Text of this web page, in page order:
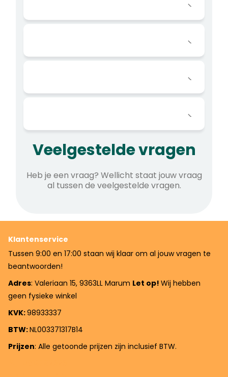
Veelgestelde vragen
Heb je een vraag? Wellicht staat jouw vraag
al tussen de veelgestelde vragen.
Klantenservice
Tussen 9:00 en 17:00 staan wij klaar om al jouw vragen te
beantwoorden!
Adres: Valeriaan 15, 9363LL Marum Let op! Wij hebben
geen fysieke winkel
KVK:98933337
BTW:NL003371317B14
Prijzen: Alle getoonde prijzen zijn inclusief BTW.